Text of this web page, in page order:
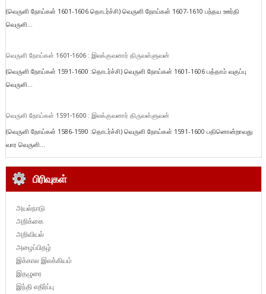
(வெருளி நோய்கள் 1601-1606 தொடர்ச்சி) வெருளி நோய்கள் 1607-1610 பந்தய ஊர்தி
வெருளி...
வெருளி நோய்கள் 1601-1606 : இலக்குவனார் திருவள்ளுவன்
(வெருளி நோய்கள் 1591-1600 :தொடர்ச்சி) வெருளி நோய்கள் 1601-1606 பத்தாம் வகுப்பு
வெருளி...
வெருளி நோய்கள் 1591-1600 : இலக்குவனார் திருவள்ளுவன்
(வெருளி நோய்கள் 1586-1590 :தொடர்ச்சி) வெருளி நோய்கள் 1591-1600 பதினொன்றாவது
வார வெருளி...
பிரிவுகள்
அயல்நாடு
அறிக்கை
அறிவியல்
அழைப்பிதழ்
இக்கால இலக்கியம்
இதழுரை
இந்தி எதிர்ப்பு